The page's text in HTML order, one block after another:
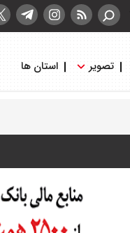
تصویر استان ها